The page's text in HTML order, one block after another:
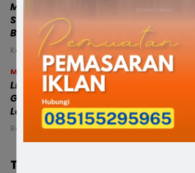
Miris, Bocah 8 Tahun Diduga Dianiaya
Saat Hendak Mengaji di Masjid, Kepala
Bocor hingga Dijahit
Kamis, 6 Agu 2026 - 00:25 WITA
Makassar
Lima Bupati Aktif Resmi Pimpin DPC
Gerindra di Sulsel, Dasco Pimpin
Langsung Pengukuhan
Rabu, 5 Agu 2026 - 23:37 WITA
TRENDING